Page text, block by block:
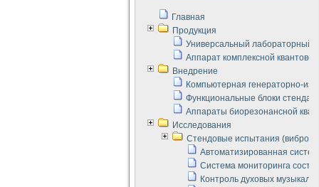
Главная
Продукция
Универсальный лабораторный
Аппарат комплексной
Внедрение
Компьютерная генераторно-
Функциональные блоки стенда
Аппараты биорезонансной
Исследования
Стендовые испытания
Автоматизированная
Система мониторинга
Контроль духовых